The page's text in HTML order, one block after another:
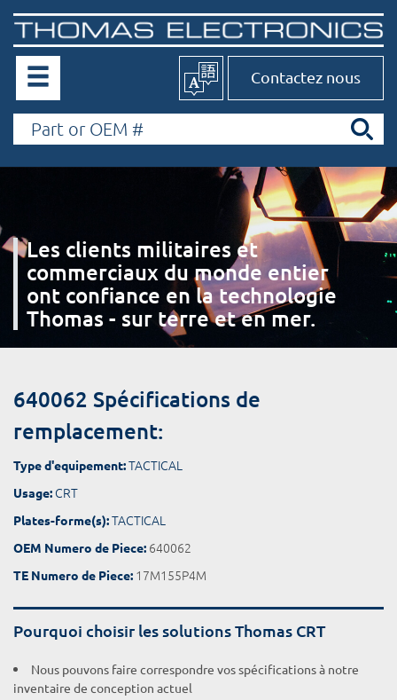
Contactez nous
Les clients militaires et
commerciaux du monde entier
ont confiance en la technologie
Thomas - sur terre et en mer.
640062 Spécifications de
remplacement:
Type d'equipement:TACTICAL
Usage: CRT
Plates-forme(s):TACTICAL
OEM Numero de Piece: 640062
TE Numero de Piece: 17M155P4M
Pourquoi choisir les solutions Thomas CRT
Nous pouvons faire correspondre vos spécifications à notre
inventaire de conception actuel